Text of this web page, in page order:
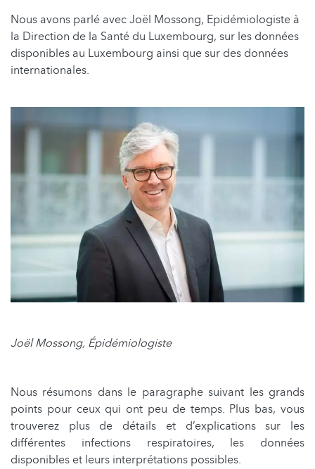
Nous avons parlé avec Joël Mossong, Epidémiologiste à
la Direction de la Santé du Luxembourg, sur les données
disponibles au Luxembourg ainsi que sur des données
internationales.
Joël Mossong, Épidémiologiste
Nous résumons dans le paragraphe suivant les grands
points pour ceux qui ont peu de temps. Plus bas, vous
trouverez plus de détails et d’explications sur les
différentes infections respiratoires, les données
disponibles et leurs interprétations possibles.